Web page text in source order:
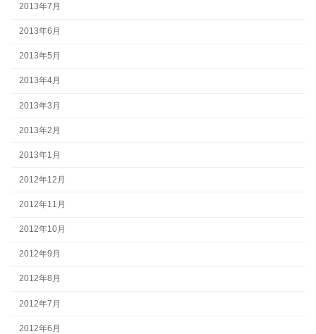
2013年7月
2013年6月
2013年5月
2013年4月
2013年3月
2013年2月
2013年1月
2012年12月
2012年11月
2012年10月
2012年9月
2012年8月
2012年7月
2012年6月